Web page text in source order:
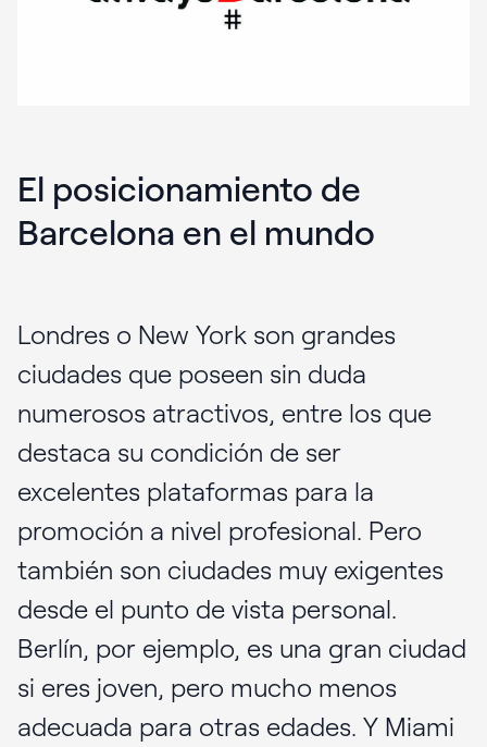
El posicionamiento de
Barcelona en el mundo
Londres o New York son grandes
ciudades que poseen sin duda
numerosos atractivos, entre los que
destaca su condición de ser
excelentes plataformas para la
promoción a nivel profesional. Pero
también son ciudades muy exigentes
desde el punto de vista personal.
Berlín, por ejemplo, es una gran ciudad
si eres joven, pero mucho menos
adecuada para otras edades. Y Miami